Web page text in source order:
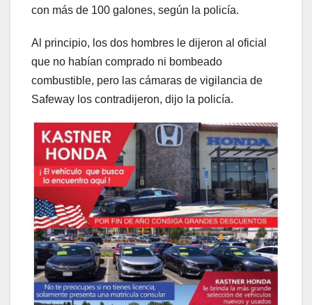
con más de 100 galones, según la policía.
Al principio, los dos hombres le dijeron al oficial
que no habían comprado ni bombeado
combustible, pero las cámaras de vigilancia de
Safeway los contradijeron, dijo la policía.